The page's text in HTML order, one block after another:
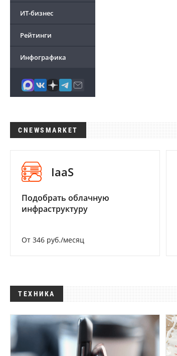
ИТ-бизнес
Рейтинги
Инфографика
CNEWSMARKET
IaaS
Подобрать облачную
инфраструктуру
От 346 руб./месяц
ТЕХНИКА